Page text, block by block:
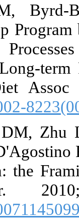
J
Newby
in
J